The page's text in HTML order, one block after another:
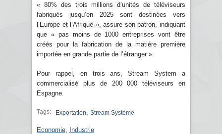
« 80% des trois millions d’unités de téléviseurs
fabriqués jusqu’en 2025 sont destinées vers
l’Europe et l’Afrique », assure son patron, indiquant
que « pas moins de 1000 entreprises vont être
créés pour la fabrication de la matière première
importée en grande partie de l’étranger ».
Pour rappel, en trois ans, Stream System a
commercialisé plus de 200 000 téléviseurs en
Espagne.
Tags: Exportation Stream Système
Economie Industrie